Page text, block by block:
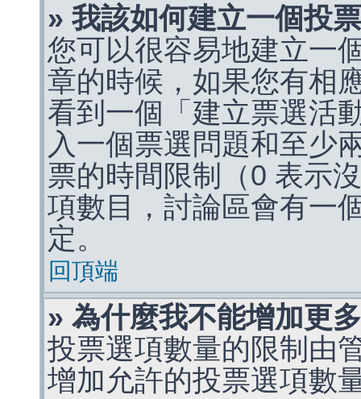
» 我該如何建立一個投
您可以很容易地建立一
章的時候，如果您有相
看到一個「建立票選活
入一個票選問題和至少
票的時間限制（0 表示
項數目，討論區會有一
定。
回頂端
» 為什麼我不能增加更
投票選項數量的限制由
增加允許的投票選項數